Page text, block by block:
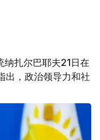
扎尔巴耶夫21日在
出，政治领导力和社